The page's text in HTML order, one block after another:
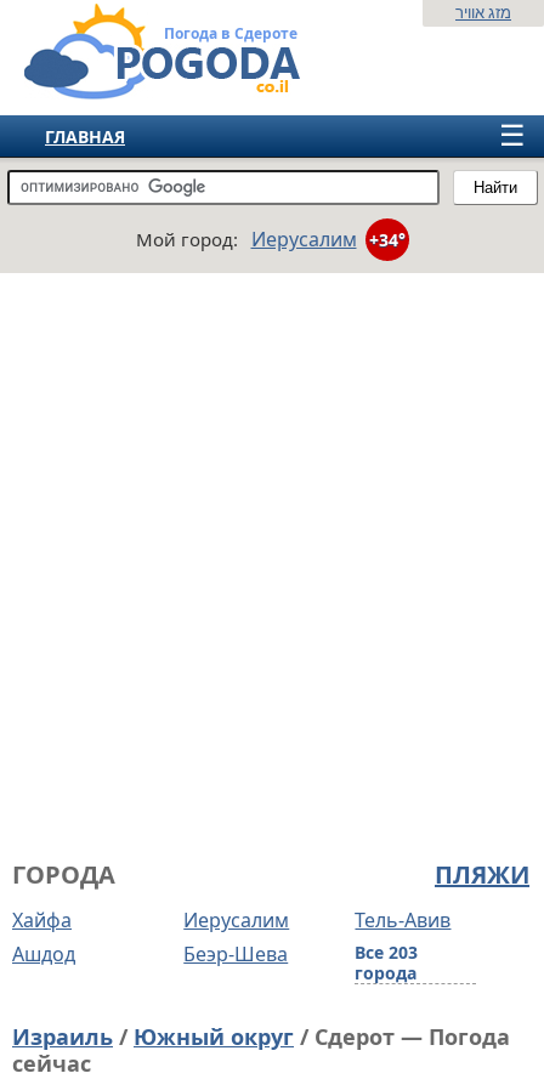
Погода в Сдероте
Найти
מזג אוויר
☰
ГЛАВНАЯ
ИЗРАИЛЬ
ЕВРОПА
Мой город: Иерусалим +34°
ПЛЯЖИ
ГОРОДА
Хайфа Иерусалим
Тель-Авив
Ашдод
Беэр-Шева
Все 203
города
Израиль / Южный округ / Сдерот — Погода
сейчас